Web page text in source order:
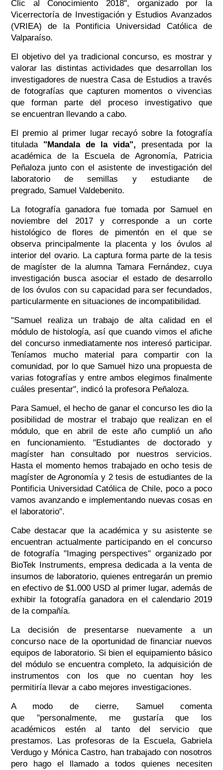
Clic al Conocimiento 2018", organizado por la
Vicerrectoría de Investigación y Estudios Avanzados
(VRIEA) de la Pontificia Universidad Católica de
Valparaíso.
El objetivo del ya tradicional concurso, es mostrar y
valorar las distintas actividades que desarrollan los
investigadores de nuestra Casa de Estudios a través
de fotografías que capturen momentos o vivencias
que forman parte del proceso investigativo que
se encuentran llevando a cabo.
El premio al primer lugar recayó sobre la fotografía
titulada "Mandala de la vida", presentada por la
académica de la Escuela de Agronomía, Patricia
Peñaloza junto con el asistente de investigación del
laboratorio de semillas y estudiante de
pregrado, Samuel Valdebenito.
La fotografía ganadora fue tomada por Samuel en
noviembre del 2017 y corresponde a un corte
histológico de flores de pimentón en el que se
observa principalmente la placenta y los óvulos al
interior del ovario. La captura forma parte de la tesis
de magíster de la alumna Tamara Fernández, cuya
investigación busca asociar el estado de desarrollo
de los óvulos con su capacidad para ser fecundados,
particularmente en situaciones de incompatibilidad.
"Samuel realiza un trabajo de alta calidad en el
módulo de histología, así que cuando vimos el afiche
del concurso inmediatamente nos interesó participar.
Teníamos mucho material para compartir con la
comunidad, por lo que Samuel hizo una propuesta de
varias fotografías y entre ambos elegimos finalmente
cuáles presentar", indicó la profesora Peñaloza.
Para Samuel, el hecho de ganar el concurso les dio la
posibilidad de mostrar el trabajo que realizan en el
módulo, que en abril de este año cumplió un año
en funcionamiento. "Estudiantes de doctorado y
magíster han consultado por nuestros servicios.
Hasta el momento hemos trabajado en ocho tesis de
magíster de Agronomía y 2 tesis de estudiantes de la
Pontificia Universidad Católica de Chile, poco a poco
vamos avanzando e implementando nuevas cosas en
el laboratorio".
Cabe destacar que la académica y su asistente se
encuentran actualmente participando en el concurso
de fotografía "Imaging perspectives" organizado por
BioTek Instruments, empresa dedicada a la venta de
insumos de laboratorio, quienes entregarán un premio
en efectivo de $1.000 USD al primer lugar, además de
exhibir la fotografía ganadora en el calendario 2019
de la compañía.
La decisión de presentarse nuevamente a un
concurso nace de la oportunidad de financiar nuevos
equipos de laboratorio. Si bien el equipamiento básico
del módulo se encuentra completo, la adquisición de
instrumentos con los que no cuentan hoy les
permitiría llevar a cabo mejores investigaciones.
A modo de cierre, Samuel comenta
que "personalmente, me gustaría que los
académicos estén al tanto del servicio que
prestamos. Las profesoras de la Escuela, Gabriela
Verdugo y Mónica Castro, han trabajado con nosotros
pero hago el llamado a todos quienes necesiten